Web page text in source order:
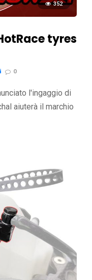
352
tyres
0
l'ingaggio di
aiuterà il marchio